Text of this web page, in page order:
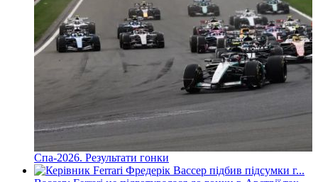
Спа-2026. Результати гонки